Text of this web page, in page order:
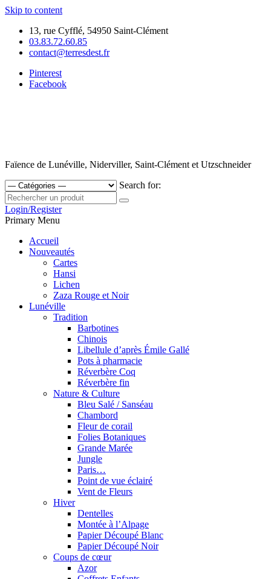
Skip to content
13, rue Cyfflé, 54950 Saint-Clément
03.83.72.60.85
contact@terresdest.fr
Pinterest
Facebook
Faïence de Lunéville, Niderviller, Saint-Clément et Utzschneider
Search for:
Login/Register
Primary Menu
Accueil
Nouveautés
Cartes
Hansi
Lichen
Zaza Rouge et Noir
Lunéville
Tradition
Barbotines
Chinois
Libellule d’après Émile Gallé
Pots à pharmacie
Réverbère Coq
Réverbère fin
Nature & Culture
Bleu Salé / Sanséau
Chambord
Fleur de corail
Folies Botaniques
Grande Marée
Jungle
Paris…
Point de vue éclairé
Vent de Fleurs
Hiver
Dentelles
Montée à l’Alpage
Papier Découpé Blanc
Papier Découpé Noir
Coups de cœur
Azor